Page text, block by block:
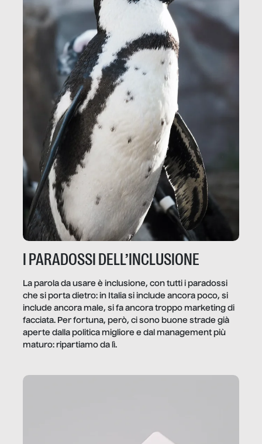
I PARADOSSI DELL’INCLUSIONE
La parola da usare è inclusione, con tutti i paradossi
che si porta dietro: in Italia si include ancora poco, si
include ancora male, si fa ancora troppo marketing di
facciata. Per fortuna, però, ci sono buone strade già
aperte dalla politica migliore e dal management più
maturo: ripartiamo da lì.